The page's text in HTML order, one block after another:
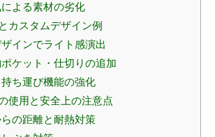
よる素材の劣化
カスタムデザイン例
インでライト感演出
ケット・仕切りの追加
ち運び機能の強化
使用と安全上の注意点
の距離と耐熱対策